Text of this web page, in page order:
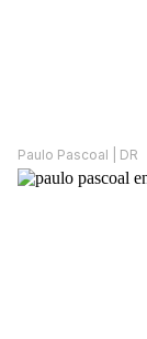
Paulo Pascoal | DR